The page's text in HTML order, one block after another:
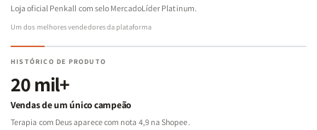
Loja oficial Penkall com selo MercadoLíder Platinum.
Um dos melhores vendedores da plataforma
HISTÓRICO DE PRODUTO
20 mil+
Vendas de um único campeão
Terapia com Deus aparece com nota 4,9 na Shopee.